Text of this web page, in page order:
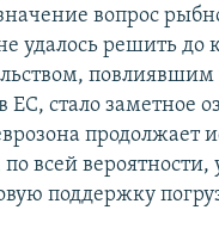
вопрос
удалось решить до
ЕС, стало заметное
продолжает
всей вероятности,
поддержку